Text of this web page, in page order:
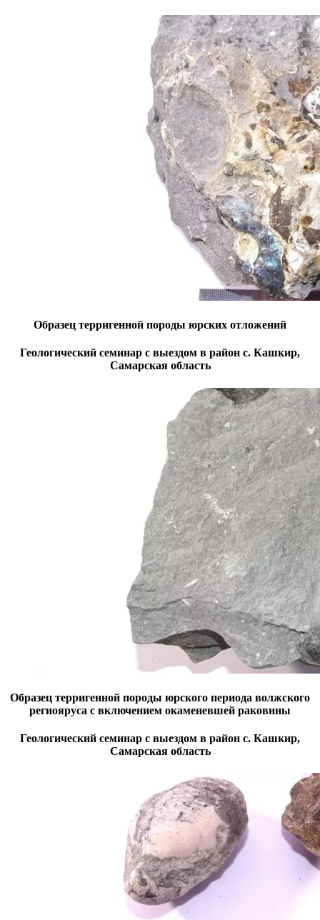
Образец терригенной породы юрских отложений
Геологический семинар с выездом в район с. Кашкир,
Самарская область
Образец терригенной породы юрского периода волжского
региояруса с включением окаменевшей раковины
Геологический семинар с выездом в район с. Кашкир,
Самарская область